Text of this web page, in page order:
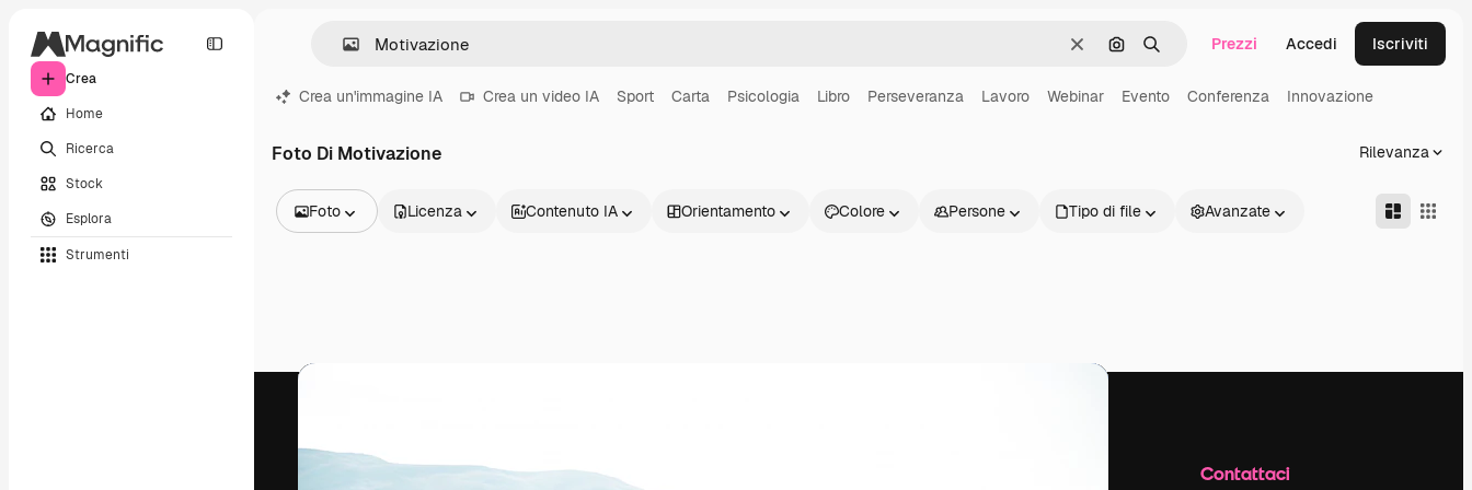
Crea
Home
Ricerca
Stock
Esplora
Strumenti
CancellaCerca per immagine
Ricerca Prezzi Accedi Iscriviti
Crea un'immagine IA Crea un video IA Sport Carta Psicologia Libro Perseveranza Lavoro Webinar Evento Conferenza Innovazione
Foto Di Motivazione Rilevanza
Foto
Video
Icone
Licenza Contenuto IA Orientamento Colore Persone Tipo di file Avanzate
Contattaci